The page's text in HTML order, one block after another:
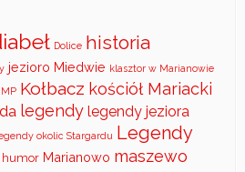
Dolice historia
jezioro Miedwie klasztor w Marianowie
Kołbacz kościół Mariacki
legendy legendy jeziora
okolic Stargardu Legendy
humor Marianowo maszewo